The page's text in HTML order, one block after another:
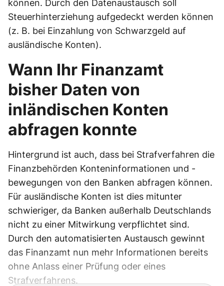
können. Durch den Datenaustausch soll
Steuerhinterziehung aufgedeckt werden können
(z. B. bei Einzahlung von Schwarzgeld auf
ausländische Konten).
Wann Ihr Finanzamt
bisher Daten von
inländischen Konten
abfragen konnte
Hintergrund ist auch, dass bei Strafverfahren die
Finanzbehörden Konteninformationen und -
bewegungen von den Banken abfragen können.
Für ausländische Konten ist dies mitunter
schwieriger, da Banken außerhalb Deutschlands
nicht zu einer Mitwirkung verpflichtet sind.
Durch den automatisierten Austausch gewinnt
das Finanzamt nun mehr Informationen bereits
ohne Anlass einer Prüfung oder eines
Strafverfahrens.